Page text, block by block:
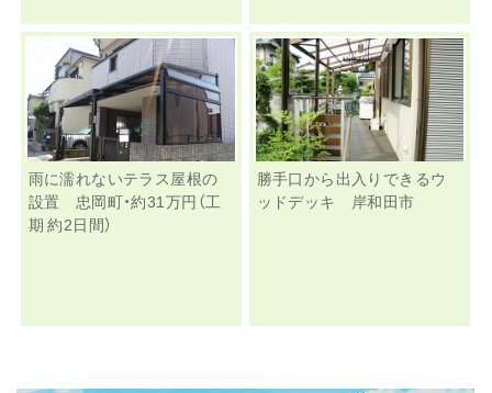
雨に濡れないテラス屋根の
設置 忠岡町・約31万円（工
期 約2日間）
勝手口から出入りできるウ
ッドデッキ 岸和田市